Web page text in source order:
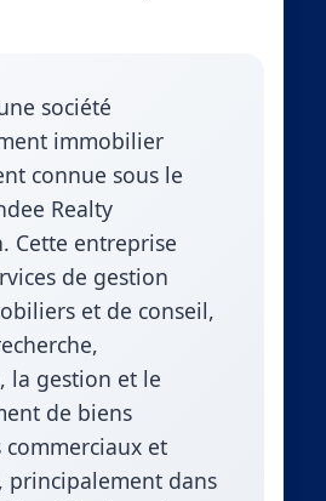
société
immobilier
connue sous le
Realty
Cette entreprise
de gestion
et de conseil,
la gestion et le
de biens
et
principalement dans